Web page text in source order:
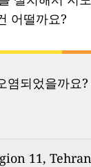
어떨까요?
염되었을까요
11,